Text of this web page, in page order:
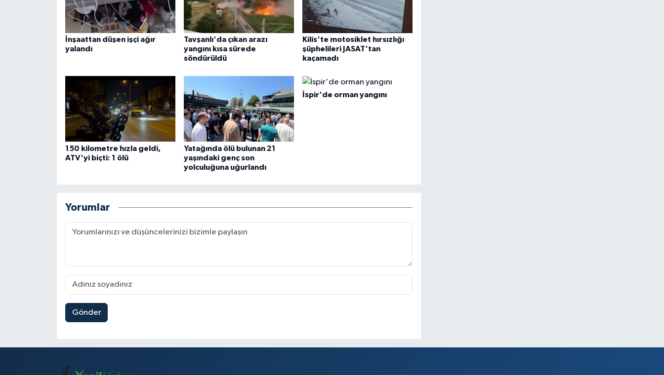
İnşaattan düşen işçi ağır
yalandı
Tavşanlı'da çıkan arazı
yangını kısa sürede
söndürüldü
Kilis'te motosiklet hırsızlığı
şüphelileri JASAT'tan
kaçamadı
150 kilometre hızla geldi,
ATV'yi biçti: 1 ölü
Yatağında ölü bulunan 21
yaşındaki genç son
yolculuğuna uğurlandı
İspir'de orman yangını
Yorumlar
Gönder